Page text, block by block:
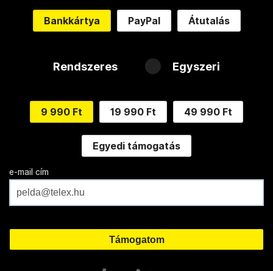
Bankkártya PayPal Átutalás
Rendszeres Egyszeri
9 990 Ft 19 990 Ft 49 990 Ft
Egyedi támogatás
e-mail cím